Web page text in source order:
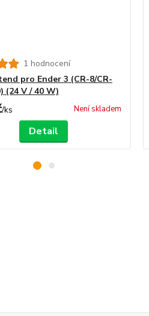
1 hodnocení
pro Ender 3 (CR-8/CR-
(24 V / 40 W)
/ks Není skladem
Detail